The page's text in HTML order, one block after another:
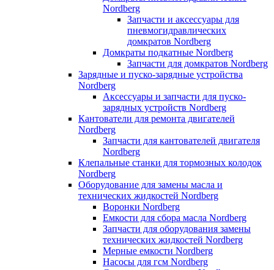
Nordberg
Запчасти и аксессуары для
пневмогидравлических
домкратов Nordberg
Домкраты подкатные Nordberg
Запчасти для домкратов Nordberg
Зарядные и пуско-зарядные устройства
Nordberg
Аксессуары и запчасти для пуско-
зарядных устройств Nordberg
Кантователи для ремонта двигателей
Nordberg
Запчасти для кантователей двигателя
Nordberg
Клепальные станки для тормозных колодок
Nordberg
Оборудование для замены масла и
технических жидкостей Nordberg
Воронки Nordberg
Емкости для сбора масла Nordberg
Запчасти для оборудования замены
технических жидкостей Nordberg
Мерные емкости Nordberg
Насосы для гсм Nordberg